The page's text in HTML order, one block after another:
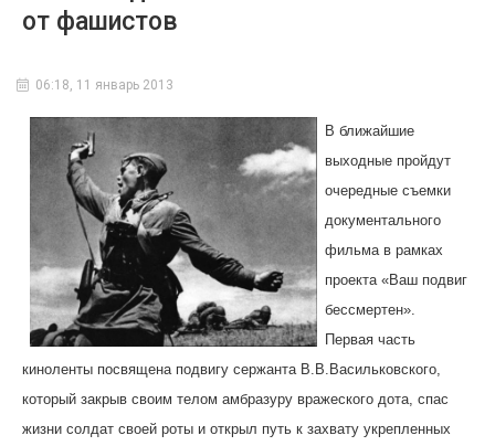
от фашистов
06:18, 11 январь 2013
В ближайшие
выходные пройдут
очередные съемки
документального
фильма в рамках
проекта «Ваш подвиг
бессмертен».
Первая часть
киноленты посвящена подвигу сержанта В.В.Васильковского,
который закрыв своим телом амбразуру вражеского дота, спас
жизни солдат своей роты и открыл путь к захвату укрепленных